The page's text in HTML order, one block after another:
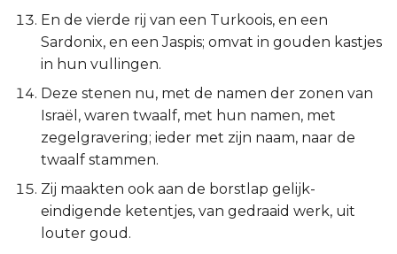
Openbaring
En de vierde rij van een Turkoois, en een
Sardonix, en een Jaspis; omvat in gouden kastjes
in hun vullingen.
Deze stenen nu, met de namen der zonen van
Israël, waren twaalf, met hun namen, met
zegelgravering; ieder met zijn naam, naar de
twaalf stammen.
Zij maakten ook aan de borstlap gelijk-
eindigende ketentjes, van gedraaid werk, uit
louter goud.